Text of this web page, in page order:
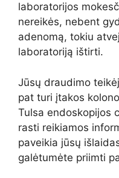
laboratorijos
nereikės, nebent
adenomą, tokiu
laboratoriją ištirti.
Jūsų draudimo
pat turi įtakos
Tulsa endoskopijos
rasti reikiamos
paveikia jūsų
galėtumėte priimti